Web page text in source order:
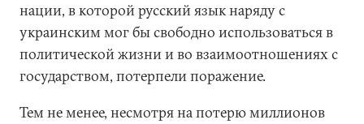
нации, в которой русский язык наряду с
украинским мог бы свободно использоваться в
политической жизни и во взаимоотношениях с
государством, потерпели поражение.
Тем не менее, несмотря на потерю миллионов